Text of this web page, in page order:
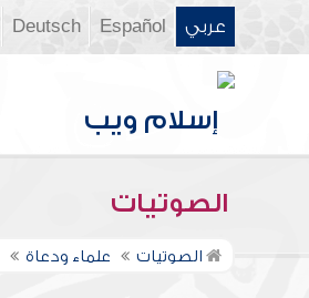
عربي Español
Deutsch
الصوتيات
الصوتيات علماء ودعاة